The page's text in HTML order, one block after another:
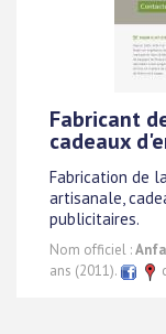
Fabricant
cadeaux
Fabrication de
artisanale,
publicitaires.
Nom officiel :
ans (2011).